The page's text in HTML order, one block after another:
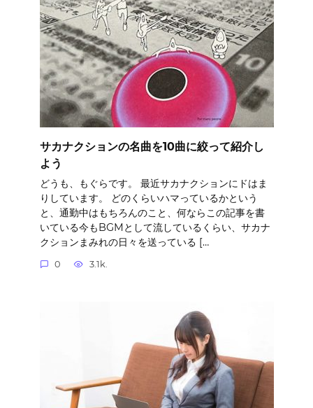
サカナクションの名曲を10曲に絞って紹介し
よう
どうも、もぐらです。 最近サカナクションにドはま
りしています。 どのくらいハマっているかという
と、通勤中はもちろんのこと、何ならこの記事を書
いている今もBGMとして流しているくらい、サカナ
クションまみれの日々を送っている […
0 3.1k.